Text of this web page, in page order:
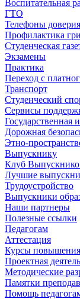
Воспитательная
ГТО
Телефоны доверия
Профилактика
Cтуденческая
Экзамены
Практика
Переход с
Транспорт
Студенческий
Сервисы
Государственная
Дорожная
Этно-
Выпускнику
Клуб
Лучшие
Трудоустройство
Выпускники
Наши партнеры
Полезные ссылки
Педагогам
Аттестация
Курсы
Проектная
Методические
Памятки
Помощь